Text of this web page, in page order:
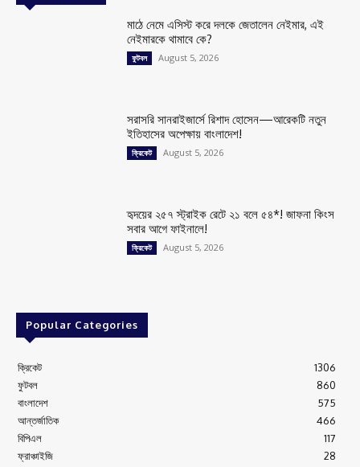
মাঠে নেমে এসিস্ট করে দলকে জেতালেন নেইমার, এই
নেইমারকে থামাবে কে?
ফুটবল August 5, 2026
সরাসরি সানরাইজার্সে রিশাদ হোসেন—আরেকটি নতুন
ইতিহাসের অপেক্ষায় বাংলাদেশ!
ক্রিকেট August 5, 2026
হৃদয়ের ২৫৭ স্ট্রাইক রেটে ২১ বলে ৫৪*! জাফনা কিংস
সবার আগে ফাইনালে!
ক্রিকেট August 5, 2026
Popular Categories
ক্রিকেট
1306
ফুটবল
860
বাংলাদেশ
575
আন্তর্জাতিক
466
বিপিএল
117
ফ্রাঞ্চাইজি
28